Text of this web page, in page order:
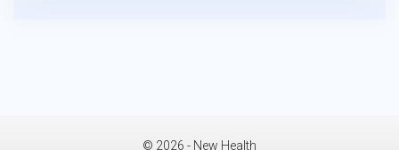
© 2026 - New Health